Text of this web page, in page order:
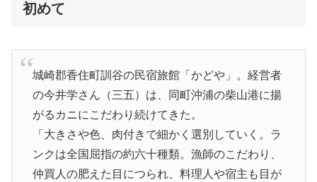
初めて
城崎郡香住町訓谷の民宿旅館「かどや」。経営者
の今井学さん（三五）は、同町沖浦の柴山港に揚
がるカニにこだわり続けてきた。
「大きさや色、肉付きで細かく選別していく。ラ
ンクは全国屈指の約六十種類。漁師のこだわり、
仲買人の肥えた目につられ、料理人や宿主も目が